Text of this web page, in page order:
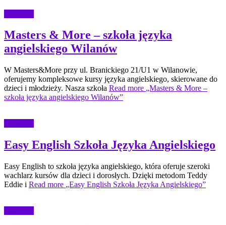
Masters & More – szkoła języka
angielskiego Wilanów
W Masters&More przy ul. Branickiego 21/U1 w Wilanowie,
oferujemy kompleksowe kursy języka angielskiego, skierowane do
dzieci i młodzieży. Nasza szkoła Read more „Masters & More –
szkoła języka angielskiego Wilanów”
Easy English Szkoła Języka Angielskiego
Easy English to szkoła języka angielskiego, która oferuje szeroki
wachlarz kursów dla dzieci i dorosłych. Dzięki metodom Teddy
Eddie i Read more „Easy English Szkoła Języka Angielskiego”